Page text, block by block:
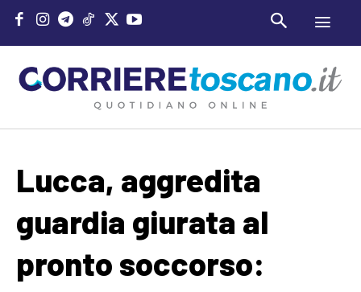
Lucca, aggredita
guardia giurata al
pronto soccorso: